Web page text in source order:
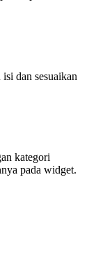
dan sesuaikan
kategori
pada widget.